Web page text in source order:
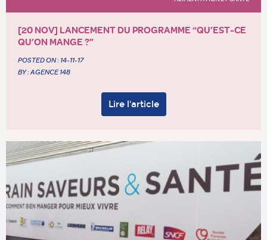
[20 NOV] LANCEMENT DU PROGRAMME “QU’EST-CE
QU’ON MANGE ?”
POSTED ON : 14-11-17
BY : AGENCE 148
Lire l'article